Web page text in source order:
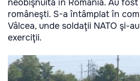
neobişnuită în România. Au
româneşti. S-a întâmplat în
Vâlcea, unde soldaţii NATO şi-
exerciţii.